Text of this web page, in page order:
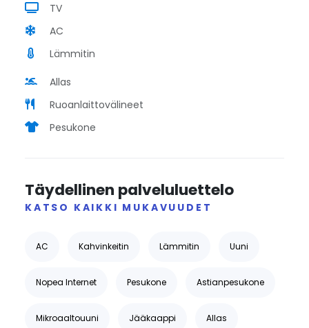
TV
AC
Lämmitin
Allas
Ruoanlaittovälineet
Pesukone
Täydellinen palveluluettelo
KATSO KAIKKI MUKAVUUDET
AC Kahvinkeitin Lämmitin Uuni
Nopea Internet Pesukone Astianpesukone
Mikroaaltouuni Jääkaappi Allas